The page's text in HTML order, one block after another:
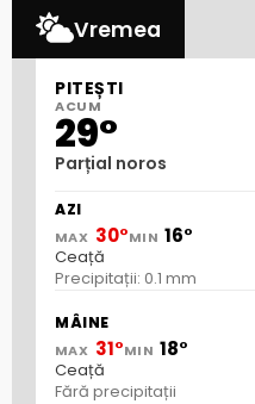
Vremea
PITEȘTI
ACUM
29°
Parțial noros
AZI
MAX 30°MIN 16°
Ceață
Precipitații: 0.1 mm
MÂINE
MAX 31°MIN 18°
Ceață
Fără precipitații